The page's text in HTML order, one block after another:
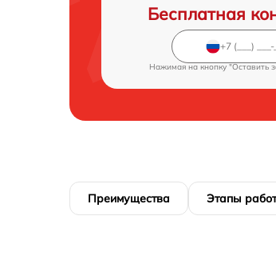
Бесплатная
Нажимая на кнопку "Оставить
Преимущества Этапы работ